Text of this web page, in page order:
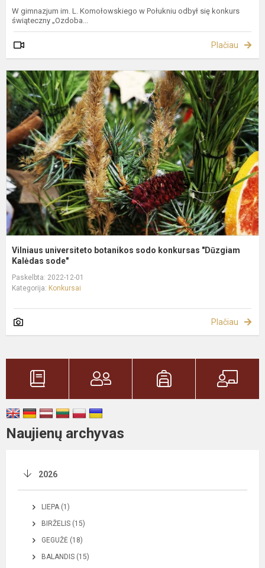
W gimnazjum im. L. Komołowskiego w Połukniu odbył się konkurs
świąteczny „Ozdoba...
Plačiau
Vilniaus universiteto botanikos sodo konkursas "Dūzgiam
Kalėdas sode"
Paskelbta: 2022-12-01
Kategorija: Konkursai
Plačiau
Naujienų archyvas
2026
LIEPA (1)
BIRŽELIS (15)
GEGUŽĖ (18)
BALANDIS (15)